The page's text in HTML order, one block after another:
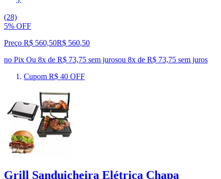
(28)
5% OFF
Preço R$ 560,50R$ 560,50
no Pix Ou 8x de R$ 73,75 sem jurosou 8x de R$ 73,75 sem juros
Cupom R$ 40 OFF
Grill Sanduicheira Elétrica Chapa